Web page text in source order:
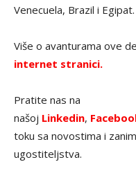
Venecuela, Brazil i Egipat.
Više o avanturama ove
internet stranici.
Pratite nas na
našoj Linkedin,
toku sa novostima i
ugostiteljstva.